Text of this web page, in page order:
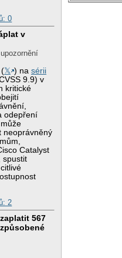
0
v
(𝕏 ) nasérii
9.9) v
kritické
odepření
neoprávněný
Catalyst
spustit
2
567